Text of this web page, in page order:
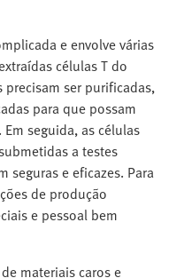
e envolve várias
células T do
precisam ser purificadas,
para que possam
seguida, as células
a testes
seguras e eficazes. Para
de produção
e pessoal bem
materiais caros e